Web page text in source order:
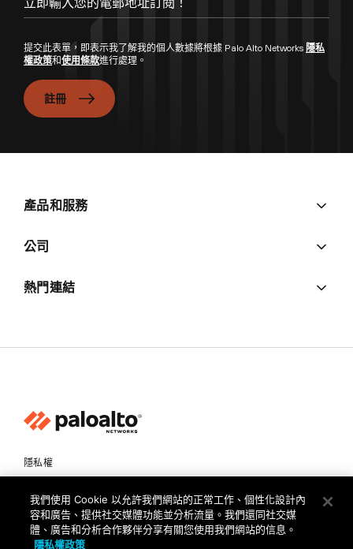
提交此表單，即表示我了解我的個人數據將根據 Palo Alto Networks 隱私
權政策和使用條款進行處理。
註冊
產品和服務
公司
熱門連結
隱私權
使用條款
文件
我們使用 Cookie 以允許我們網站的正常工作、個性化設計內
容和廣告、提供社交媒體功能並分析流量。我們還同社交媒
體、廣告和分析合作夥伴分享有關您使用我們網站的信息。
隱私權政策